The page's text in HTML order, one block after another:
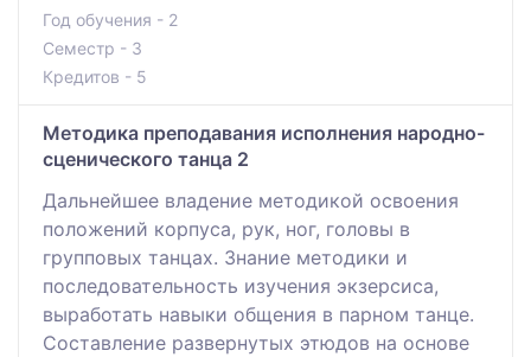
Год обучения - 2
Семестр - 3
Кредитов - 5
Методика преподавания исполнения народно-
сценического танца 2
Дальнейшее владение методикой освоения
положений корпуса, рук, ног, головы в
групповых танцах. Знание методики и
последовательность изучения экзерсиса,
выработать навыки общения в парном танце.
Составление развернутых этюдов на основе